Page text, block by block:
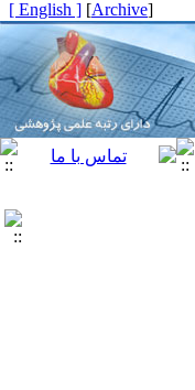
[
Archive
]
[ English ]